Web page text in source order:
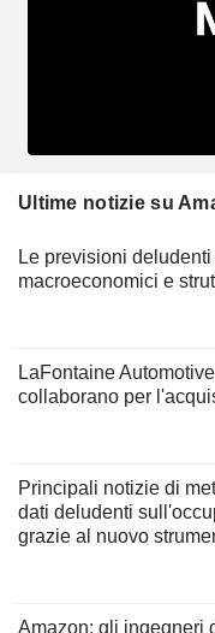
Ultime notizie su
Le previsioni
macroeconomici e
LaFontaine
collaborano per
Principali notizie di
dati deludenti
grazie al nuovo
Amazon: gli ingegneri